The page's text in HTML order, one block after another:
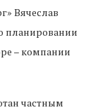
Вячеслав
планировании
– компании
частным